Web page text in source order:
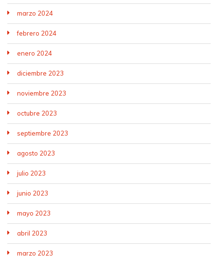
marzo 2024
febrero 2024
enero 2024
diciembre 2023
noviembre 2023
octubre 2023
septiembre 2023
agosto 2023
julio 2023
junio 2023
mayo 2023
abril 2023
marzo 2023